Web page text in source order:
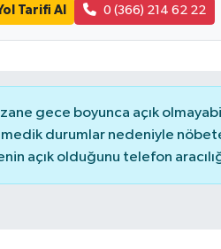
Tarifi Al 0 (366) 214 62 22
gece boyunca açık
durumlar nedeniyle
açık olduğunu telefon